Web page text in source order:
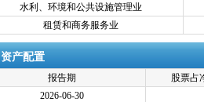
水利、环境和公共设施管理业
租赁和商务服务业
资产配置
报告期 股票占
2026-06-30